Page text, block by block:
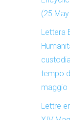
(25
Lettera
tempo
maggio
Lettre